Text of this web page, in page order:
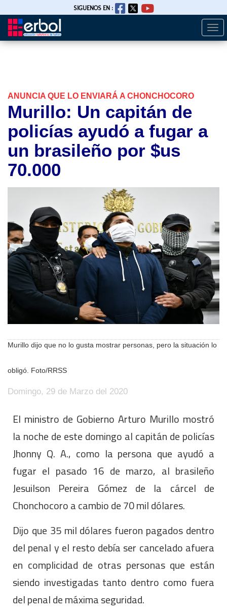
Pasar
SIGUENOS EN :
ANUNCIA QUE LO ENVIARÁ A CHONCHOCORO
Murillo: Un capitán de
policías ayudó a fugar a
un brasileño por $us
70.000
Murillo dijo que no lo gusta mostrar personas, pero la situación lo
obligó. Foto/RRSS
Domingo, 29 de Marzo del 2020
El ministro de Gobierno Arturo Murillo mostró
la noche de este domingo al capitán de policías
Jhonny Q. A., como la persona que ayudó a
fugar el pasado 16 de marzo, al brasileño
Jesuilson Pereira Gómez de la cárcel de
Chonchocoro a cambio de 70 mil dólares.
Dijo que 35 mil dólares fueron pagados dentro
del penal y el resto debía ser cancelado afuera
en complicidad de otras personas que están
siendo investigadas tanto dentro como fuera
del penal de máxima seguridad.